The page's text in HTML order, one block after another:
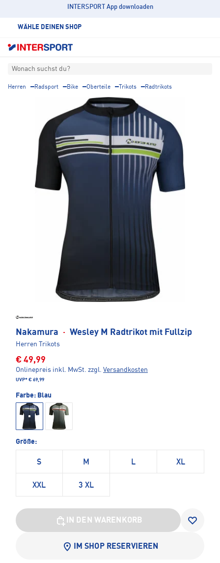
INTERSPORT App downloaden
WÄHLE DEINEN SHOP
Wonach suchst du?
Herren Radsport Bike Oberteile Trikots Radtrikots
Nakamura · Wesley M Radtrikot mit Fullzip
Herren Trikots
€ 49,99
Onlinepreis inkl. MwSt. zzgl. Versandkosten
UVP* € 69,99
Farbe: Blau
Größe:
S M L XL
XXL 3 XL
IN DEN WARENKORB
IM SHOP RESERVIEREN